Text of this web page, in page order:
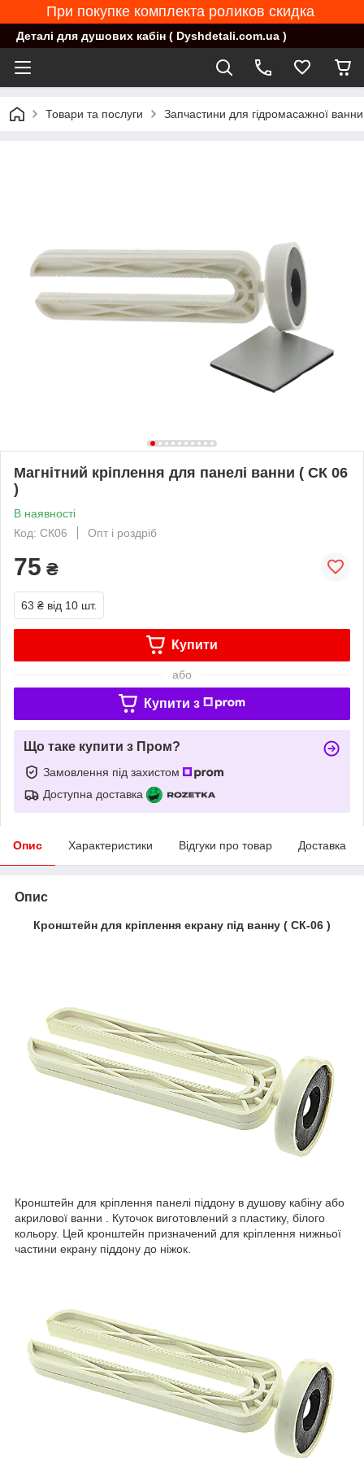
При покупке комплекта роликов скидка
Деталі для душових кабін ( Dyshdetali.com.ua )
Товари та послуги Запчастини для гідромасажної ванни
Магнітний кріплення для панелі ванни ( СК 06
)
В наявності
Код: СК06
Опт і роздріб
75 ₴
63 ₴ від 10 шт.
Купити
або
Купити з
Що таке купити з Пром?
Замовлення під захистом
Доступна доставка
Опис Характеристики Відгуки про товар Доставка
Опис
Кронштейн для кріплення екрану під ванну ( СК-06 )
Кронштейн для кріплення панелі піддону в душову кабіну або
акрилової ванни . Куточок виготовлений з пластику, білого
кольору. Цей кронштейн призначений для кріплення нижньої
частини екрану піддону до ніжок.